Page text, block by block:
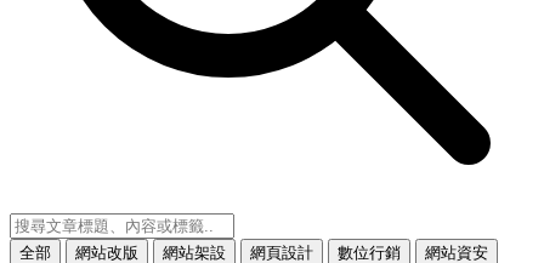
全部 網站改版 網站架設 網頁設計 數位行銷
網站資安